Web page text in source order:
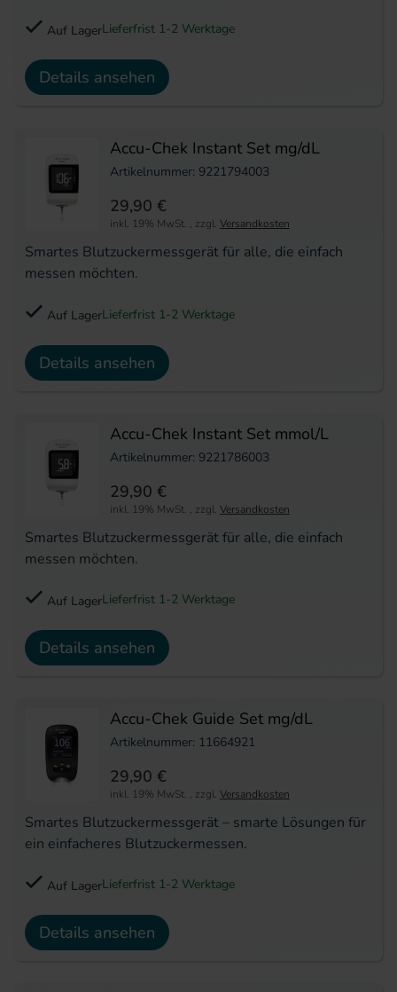
Auf LagerLieferfrist 1-2 Werktage
Details ansehen
Accu-Chek Instant Set mg/dL
Artikelnummer: 9221794003
Smartes Blutzuckermessgerät für alle, die einfach
messen möchten.
29,90 €
inkl. 19% MwSt. , zzgl. Versandkosten
Auf LagerLieferfrist 1-2 Werktage
Details ansehen
Accu-Chek Instant Set mmol/L
Artikelnummer: 9221786003
Smartes Blutzuckermessgerät für alle, die einfach
messen möchten.
29,90 €
inkl. 19% MwSt. , zzgl. Versandkosten
Auf LagerLieferfrist 1-2 Werktage
Details ansehen
Accu-Chek Guide Set mg/dL
Artikelnummer: 11664921
Smartes Blutzuckermessgerät – smarte Lösungen für
ein einfacheres Blutzuckermessen.
29,90 €
inkl. 19% MwSt. , zzgl. Versandkosten
Auf LagerLieferfrist 1-2 Werktage
Details ansehen